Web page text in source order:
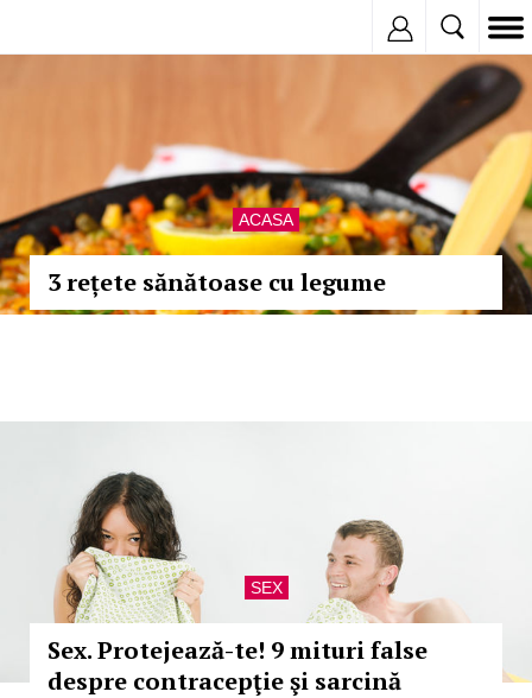
ACASA
3 rețete sănătoase cu legume
SEX
Sex. Protejează-te! 9 mituri false
despre contracepţie şi sarcină